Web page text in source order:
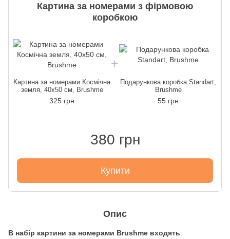
Картина за номерами з фірмовою
коробкою
Картина за номерами Космічна
земля, 40x50 см, Brushme
325 грн
Подарункова коробка Standart,
Brushme
55 грн
380 грн
Купити
Опис
В набір картини за номерами Brushme входять: